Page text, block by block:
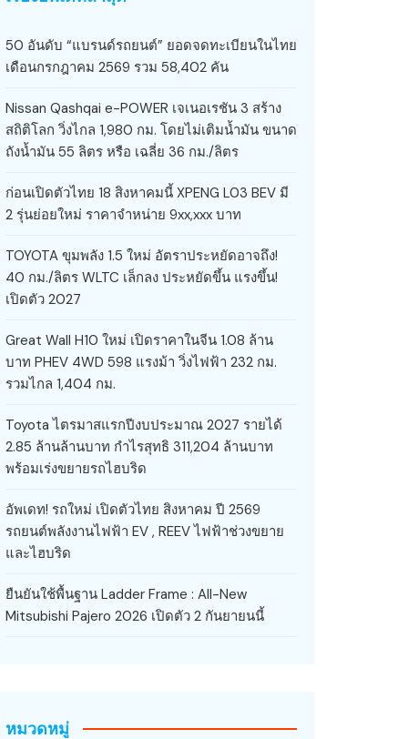
50 อันดับ “แบรนด์รถยนต์” ยอดจดทะเบียนในไทย
เดือนกรกฎาคม 2569 รวม 58,402 คัน
Nissan Qashqai e-POWER เจเนอเรชัน 3 สร้าง
สถิติโลก วิ่งไกล 1,980 กม. โดยไม่เติมน้ำมัน ขนาด
ถังน้ำมัน 55 ลิตร หรือ เฉลี่ย 36 กม./ลิตร
ก่อนเปิดตัวไทย 18 สิงหาคมนี้ XPENG L03 BEV มี
2 รุ่นย่อยใหม่ ราคาจำหน่าย 9xx,xxx บาท
TOYOTA ขุมพลัง 1.5 ใหม่ อัตราประหยัดอาจถึง!
40 กม./ลิตร WLTC เล็กลง ประหยัดขึ้น แรงขึ้น!
เปิดตัว 2027
Great Wall H10 ใหม่ เปิดราคาในจีน 1.08 ล้าน
บาท PHEV 4WD 598 แรงม้า วิ่งไฟฟ้า 232 กม.
รวมไกล 1,404 กม.
Toyota ไตรมาสแรกปีงบประมาณ 2027 รายได้
2.85 ล้านล้านบาท กำไรสุทธิ 311,204 ล้านบาท
พร้อมเร่งขยายรถไฮบริด
อัพเดท! รถใหม่ เปิดตัวไทย สิงหาคม ปี 2569
รถยนต์พลังงานไฟฟ้า EV , REEV ไฟฟ้าช่วงขยาย
และไฮบริด
ยืนยันใช้พื้นฐาน Ladder Frame : All-New
Mitsubishi Pajero 2026 เปิดตัว 2 กันยายนนี้
หมวดหมู่